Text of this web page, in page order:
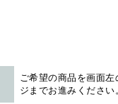
ご希望の商品を画面
ジまでお進みください